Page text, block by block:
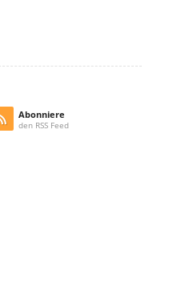
Abonniere
den RSS Feed